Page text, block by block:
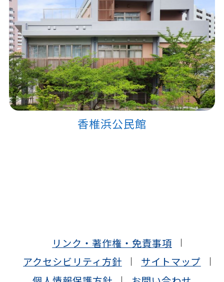
香椎浜公民館
リンク・著作権・免責事項
アクセシビリティ方針
サイトマップ